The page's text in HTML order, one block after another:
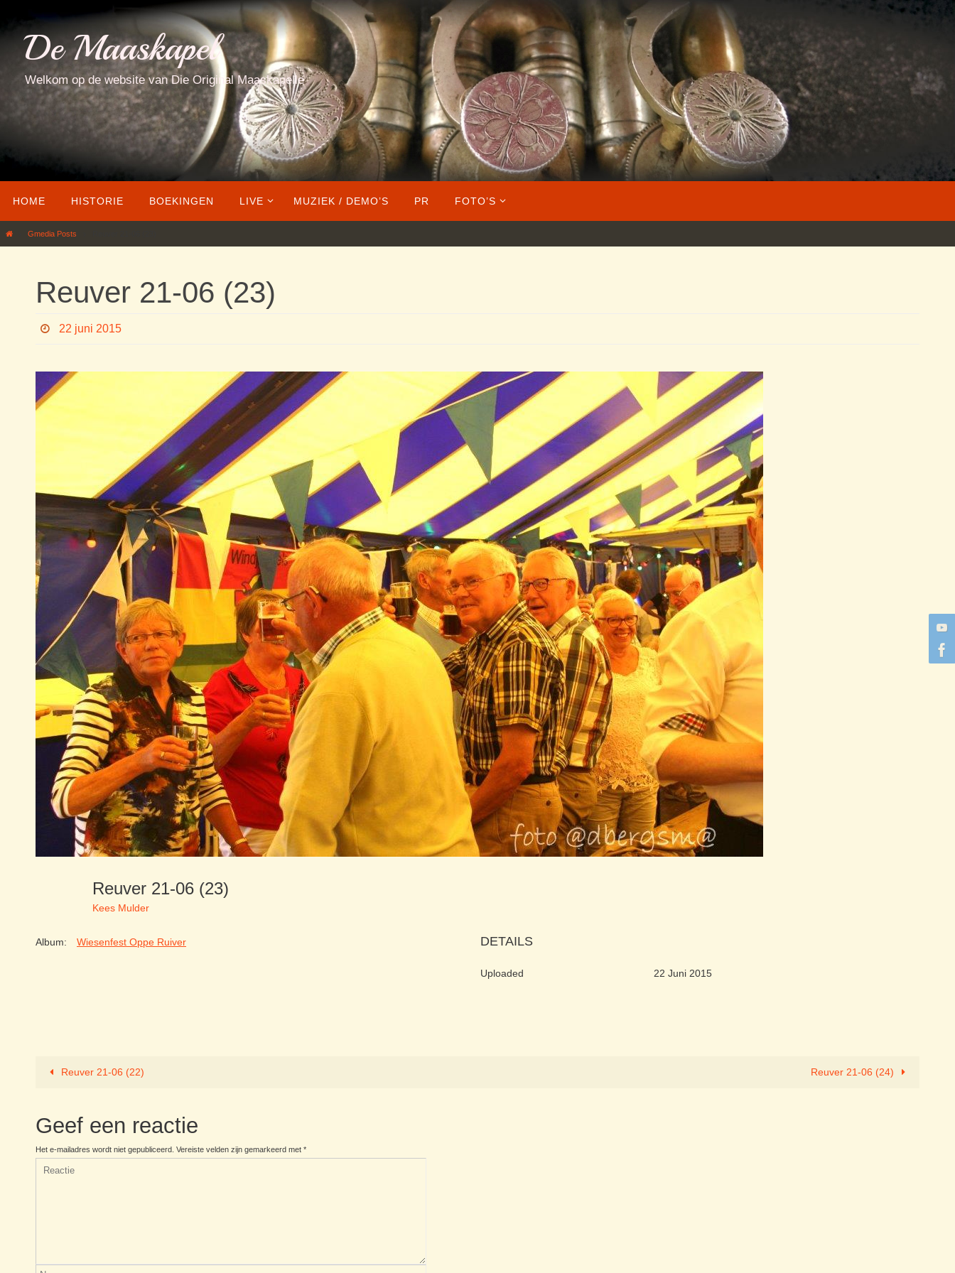
inhoudDe Maaskapel
Welkom op de website van Die Original Maaskapelle
naar
de
HOME HISTORIE BOEKINGEN LIVE MUZIEK / DEMO’S PR FOTO’S
HomeGmedia Posts
Reuver 21-06 (23)
22 juni 2015
Reuver 21-06 (23)
Kees Mulder
Album: Wiesenfest Oppe Ruiver DETAILS
Uploaded 22 Juni 2015
Reuver 21-06 (22) Reuver 21-06 (24)
Geef een reactie
Het e-mailadres wordt niet gepubliceerd. Vereiste velden zijn gemarkeerd met *